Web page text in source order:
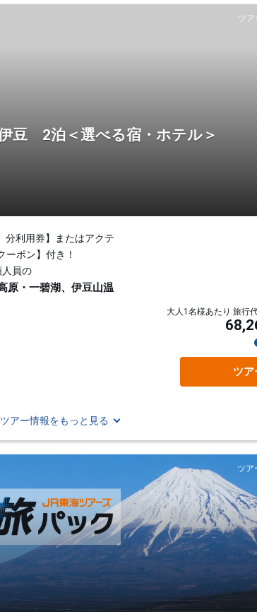
ツ
豆 2泊＜選べる宿・ホテル＞
分利用券】またはアクテ
ーポン】付き！
人員の
原・一碧湖、伊豆山温
大人1名様あたり 旅行
ツ
ツアー情報をもっと見る
ツア